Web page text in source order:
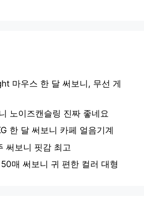
마우스 한 달 써보니, 무선 게
노이즈캔슬링 진짜 좋네요
한 달 써보니 카페 얼음기계
써보니 핏감 최고
매 써보니 귀 편한 컬러 대형